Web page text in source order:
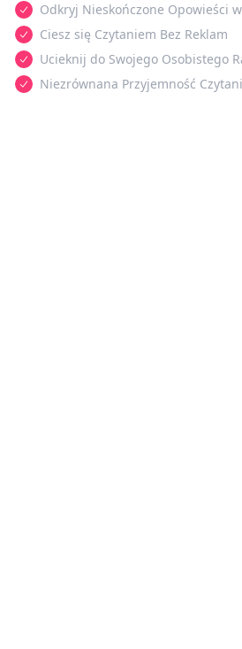
Odkryj Nieskończone Opowieści
Ciesz się Czytaniem Bez Reklam
Ucieknij do Swojego Osobistego
Niezrównana Przyjemność